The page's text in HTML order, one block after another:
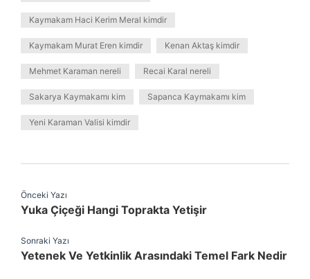
Kaymakam Haci Kerim Meral kimdir
Kaymakam Murat Eren kimdir Kenan Aktaş kimdir
Mehmet Karaman nereli Recai Karal nereli
Sakarya Kaymakamı kim Sapanca Kaymakamı kim
Yeni Karaman Valisi kimdir
Önceki Yazı
Yuka Çiçeği Hangi Toprakta Yetişir
Sonraki Yazı
Yetenek Ve Yetkinlik Arasındaki Temel Fark Nedir